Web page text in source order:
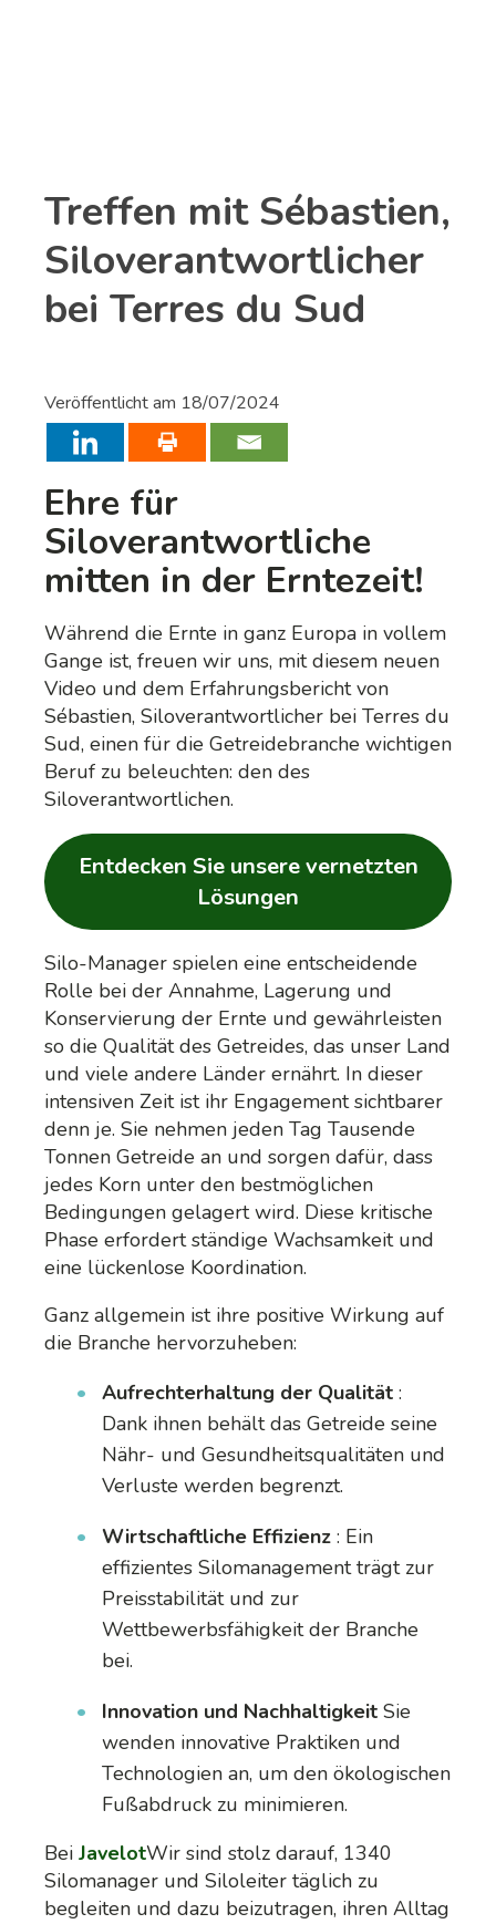
Treffen mit Sébastien,
Siloverantwortlicher
bei Terres du Sud
Veröffentlicht am 18/07/2024
Ehre für
Siloverantwortliche
mitten in der Erntezeit!
Während die Ernte in ganz Europa in vollem
Gange ist, freuen wir uns, mit diesem neuen
Video und dem Erfahrungsbericht von
Sébastien, Siloverantwortlicher bei Terres du
Sud, einen für die Getreidebranche wichtigen
Beruf zu beleuchten: den des
Siloverantwortlichen.
Entdecken Sie unsere vernetzten
Lösungen
Silo-Manager spielen eine entscheidende
Rolle bei der Annahme, Lagerung und
Konservierung der Ernte und gewährleisten
so die Qualität des Getreides, das unser Land
und viele andere Länder ernährt. In dieser
intensiven Zeit ist ihr Engagement sichtbarer
denn je. Sie nehmen jeden Tag Tausende
Tonnen Getreide an und sorgen dafür, dass
jedes Korn unter den bestmöglichen
Bedingungen gelagert wird. Diese kritische
Phase erfordert ständige Wachsamkeit und
eine lückenlose Koordination.
Ganz allgemein ist ihre positive Wirkung auf
die Branche hervorzuheben:
Aufrechterhaltung der Qualität :
Dank ihnen behält das Getreide seine
Nähr- und Gesundheitsqualitäten und
Verluste werden begrenzt.
Wirtschaftliche Effizienz : Ein
effizientes Silomanagement trägt zur
Preisstabilität und zur
Wettbewerbsfähigkeit der Branche
bei.
Innovation und Nachhaltigkeit Sie
wenden innovative Praktiken und
Technologien an, um den ökologischen
Fußabdruck zu minimieren.
Bei JavelotWir sind stolz darauf, 1340
Silomanager und Siloleiter täglich zu
begleiten und dazu beizutragen, ihren Alltag